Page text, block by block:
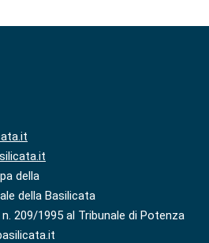
della
della Basilicata
209/1995 al Tribunale di Potenza